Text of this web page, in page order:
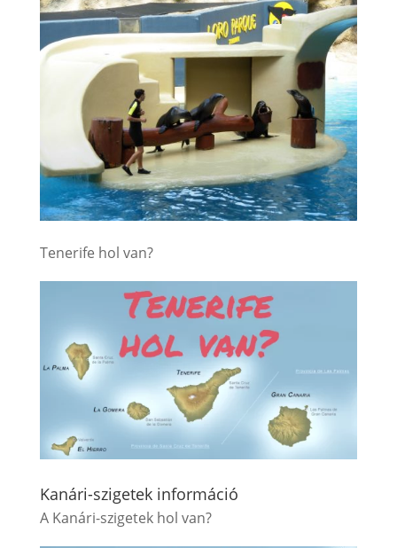
Tenerife hol van?
Kanári-szigetek információ
A Kanári-szigetek hol van?